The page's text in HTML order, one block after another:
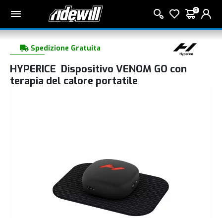
0
Spedizione Gratuita
HYPERICE Dispositivo VENOM GO con
terapia del calore portatile